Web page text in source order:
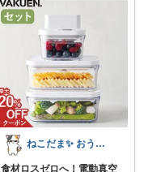
ねこだま✨ おうち時間充実ROOM🐾
食材ロスゼロへ！電動真空